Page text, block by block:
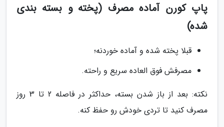
پاپ کورن آماده مصرف (پخته و بسته بندی
شده)
قبلا پخته شده و آماده خوردنه؛
مصرفش فوق العاده سریع و راحته.
نکته: بعد از باز شدن بسته، حداکثر در فاصله 2 تا 3 روز
مصرف کنید تا تردی خودش رو حفظ کنه.